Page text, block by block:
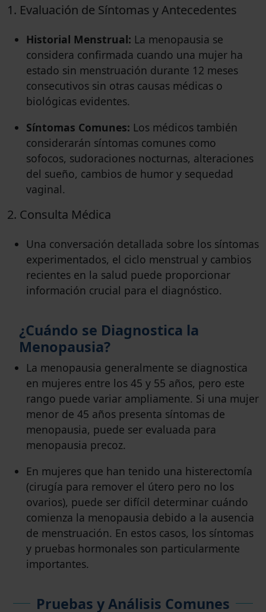
1. Evaluación de Síntomas y Antecedentes
Historial Menstrual: La menopausia se
considera confirmada cuando una mujer ha
estado sin menstruación durante 12 meses
consecutivos sin otras causas médicas o
biológicas evidentes.
Síntomas Comunes: Los médicos también
considerarán síntomas comunes como
sofocos, sudoraciones nocturnas, alteraciones
del sueño, cambios de humor y sequedad
vaginal.
2. Consulta Médica
Una conversación detallada sobre los síntomas
experimentados, el ciclo menstrual y cambios
recientes en la salud puede proporcionar
información crucial para el diagnóstico.
¿Cuándo se Diagnostica la
Menopausia?
La menopausia generalmente se diagnostica
en mujeres entre los 45 y 55 años, pero este
rango puede variar ampliamente. Si una mujer
menor de 45 años presenta síntomas de
menopausia, puede ser evaluada para
menopausia precoz.
En mujeres que han tenido una histerectomía
(cirugía para remover el útero pero no los
ovarios), puede ser difícil determinar cuándo
comienza la menopausia debido a la ausencia
de menstruación. En estos casos, los síntomas
y pruebas hormonales son particularmente
importantes.
Pruebas y Análisis Comunes